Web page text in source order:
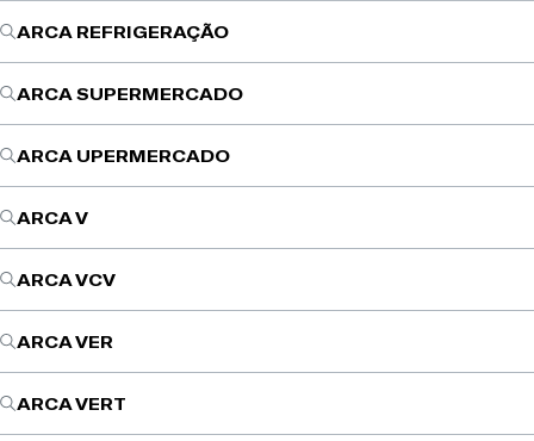
ARCA REFRIGERAÇÃO
ARCA SUPERMERCADO
ARCA UPERMERCADO
ARCA V
ARCA VCV
ARCA VER
ARCA VERT